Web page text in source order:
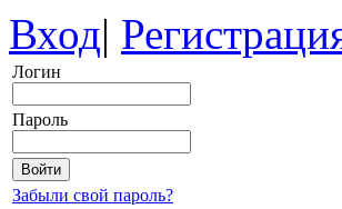
Вход|
Логин
Пароль
Забыли свой пароль?